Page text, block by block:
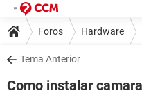
Foros Hardware
Tema Anterior
Como instalar